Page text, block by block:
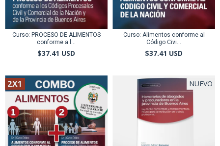
Curso: PROCESO DE ALIMENTOS
conforme a l...
$37.41 USD
Curso: Alimentos conforme al
Código Civi...
$37.41 USD
2X1 NUEVO